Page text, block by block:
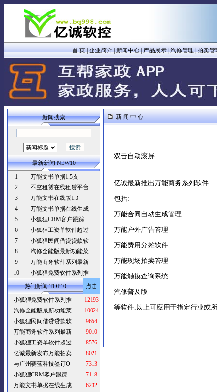
首 页|企业简介|新闻中心|产品展示|汽修管理|拍卖管
新闻搜索
最新新闻 NEW10
1
万能文书单据1.5支
2
不空租赁在线租赁平台
3
万能文书在线版1.3
4
万能文书单据在线生成
5
小狐狸CRM客户跟踪
6
小狐狸工资单软件超过
7
小狐狸民间借贷贷款软
8
汽修全能版最新功能菜
9
万能商务软件系列最新
10
小狐狸免费软件系列推
热门新闻 TOP10
点击
小狐狸免费软件系列推
12193
汽修全能版最新功能菜
10024
小狐狸民间借贷贷款软
9654
万能商务软件系列最新
9010
小狐狸工资单软件超过
8576
亿诚最新发布万能拍卖
8021
与广州赛蓝科技签订O
7313
小狐狸CRM客户跟踪
7118
万能文书单据在线生成
6232
新 闻 中 心
双击自动滚屏
亿诚最新推出万能商务系列软件
包括:
万能合同自动生成管理
万能户外广告管理
万能费用分摊软件
万能现场拍卖管理
万能触摸查询系统
汽修普及版
等软件,以上可应用于指定行业或